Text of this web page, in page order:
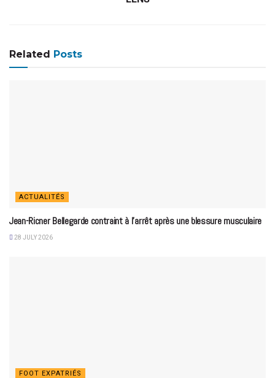
Related Posts
ACTUALITÉS
Jean-Ricner Bellegarde contraint à l’arrêt après une blessure musculaire
28 JULY 2026
FOOT EXPATRIÉS